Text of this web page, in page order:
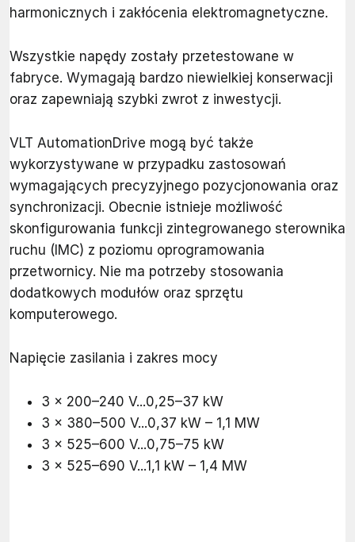
harmonicznych i zakłócenia elektromagnetyczne.
Wszystkie napędy zostały przetestowane w
fabryce. Wymagają bardzo niewielkiej konserwacji
oraz zapewniają szybki zwrot z inwestycji.
VLT AutomationDrive mogą być także
wykorzystywane w przypadku zastosowań
wymagających precyzyjnego pozycjonowania oraz
synchronizacji. Obecnie istnieje możliwość
skonfigurowania funkcji zintegrowanego sterownika
ruchu (IMC) z poziomu oprogramowania
przetwornicy. Nie ma potrzeby stosowania
dodatkowych modułów oraz sprzętu
komputerowego.
Napięcie zasilania i zakres mocy
3 x 200–240 V...0,25–37 kW
3 x 380–500 V...0,37 kW – 1,1 MW
3 x 525–600 V...0,75–75 kW
3 x 525–690 V...1,1 kW – 1,4 MW